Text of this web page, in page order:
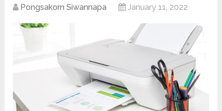
Pongsakorn Siwannapa January 11, 2022